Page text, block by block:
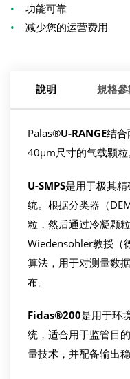
• 功能可靠
• 减少您的运营费用
說明 規格
Palas®U-RANGE结合
40μm尺寸的气载颗粒
U-SMPS是用于极其
统。根据分类器（
粒，然后通过冷凝颗
Wiedensohler教授（
算法，用于对测量数
布。
Fidas®200是用于环
统，适合用于监管目
量技术，并配备输出